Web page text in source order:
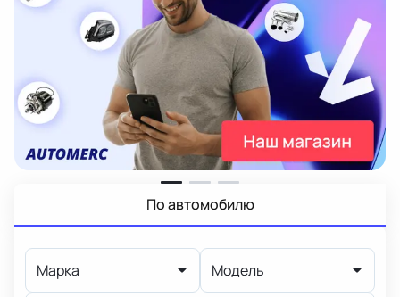
По автомобилю
Марка Модель